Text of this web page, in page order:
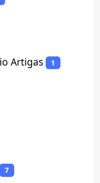
Artigas 1
7